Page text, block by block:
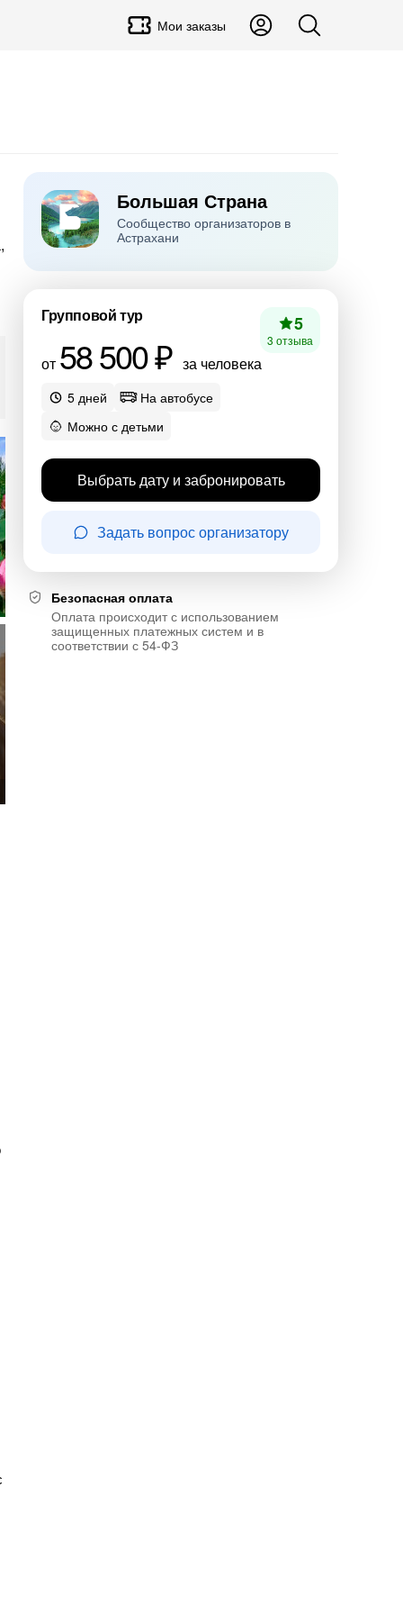
Мои заказы
Большая Страна
Сообщество организаторов в
Астрахани
Групповой тур
от 58 500 ₽ за человека
5
3 отзыва
5 дней
На автобусе
Можно с детьми
Выбрать дату и забронировать
Задать вопрос организатору
Безопасная оплата
Оплата происходит с использованием
защищенных платежных систем и в
соответствии с 54-ФЗ